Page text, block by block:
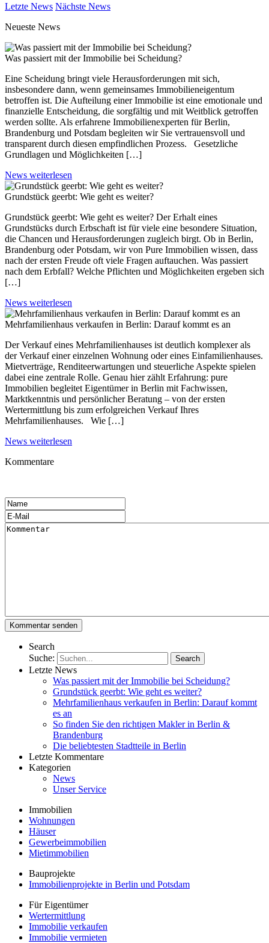
Letzte News Nächste News
Neueste News
Was passiert mit der Immobilie bei Scheidung?
Eine Scheidung bringt viele Herausforderungen mit sich,
insbesondere dann, wenn gemeinsames Immobilieneigentum
betroffen ist. Die Aufteilung einer Immobilie ist eine emotionale und
finanzielle Entscheidung, die sorgfältig und mit Weitblick getroffen
werden sollte. Als erfahrene Immobilienexperten für Berlin,
Brandenburg und Potsdam begleiten wir Sie vertrauensvoll und
transparent durch diesen empfindlichen Prozess. Gesetzliche
Grundlagen und Möglichkeiten […]
News weiterlesen
Grundstück geerbt: Wie geht es weiter?
Grundstück geerbt: Wie geht es weiter? Der Erhalt eines
Grundstücks durch Erbschaft ist für viele eine besondere Situation,
die Chancen und Herausforderungen zugleich birgt. Ob in Berlin,
Brandenburg oder Potsdam, wir von Pure Immobilien wissen, dass
nach der ersten Freude oft viele Fragen auftauchen. Was passiert
nach dem Erbfall? Welche Pflichten und Möglichkeiten ergeben sich
[…]
News weiterlesen
Mehrfamilienhaus verkaufen in Berlin: Darauf kommt es an
Der Verkauf eines Mehrfamilienhauses ist deutlich komplexer als
der Verkauf einer einzelnen Wohnung oder eines Einfamilienhauses.
Mietverträge, Renditeerwartungen und steuerliche Aspekte spielen
dabei eine zentrale Rolle. Genau hier zählt Erfahrung: pure
Immobilien begleitet Eigentümer in Berlin mit Fachwissen,
Marktkenntnis und persönlicher Beratung – von der ersten
Wertermittlung bis zum erfolgreichen Verkauf Ihres
Mehrfamilienhauses. Wie […]
News weiterlesen
Kommentare
Search
Suche:
Letzte News
Was passiert mit der Immobilie bei Scheidung?
Grundstück geerbt: Wie geht es weiter?
Mehrfamilienhaus verkaufen in Berlin: Darauf kommt
es an
So finden Sie den richtigen Makler in Berlin &
Brandenburg
Die beliebtesten Stadtteile in Berlin
Letzte Kommentare
Kategorien
News
Unser Service
Immobilien
Wohnungen
Häuser
Gewerbeimmobilien
Mietimmobilien
Bauprojekte
Immobilienprojekte in Berlin und Potsdam
Für Eigentümer
Wertermittlung
Immobilie verkaufen
Immobilie vermieten